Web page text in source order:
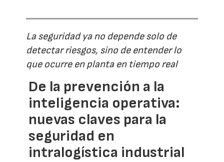
La seguridad ya no depende solo de
detectar riesgos, sino de entender lo
que ocurre en planta en tiempo real
De la prevención a la
inteligencia operativa:
nuevas claves para la
seguridad en
intralogística industrial